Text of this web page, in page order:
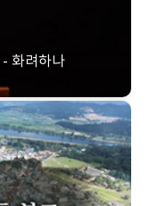
화려하나